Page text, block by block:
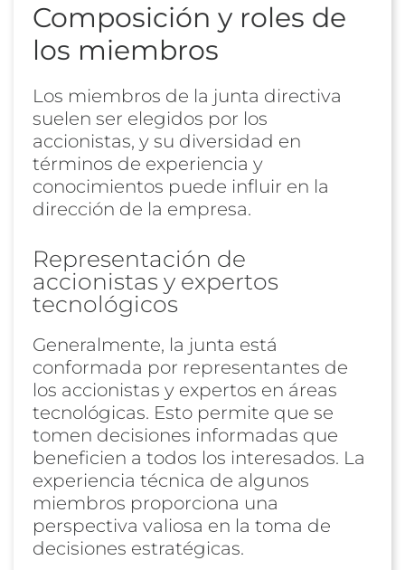
Composición y roles de
los miembros
Los miembros de la junta directiva
suelen ser elegidos por los
accionistas, y su diversidad en
términos de experiencia y
conocimientos puede influir en la
dirección de la empresa.
Representación de
accionistas y expertos
tecnológicos
Generalmente, la junta está
conformada por representantes de
los accionistas y expertos en áreas
tecnológicas. Esto permite que se
tomen decisiones informadas que
beneficien a todos los interesados. La
experiencia técnica de algunos
miembros proporciona una
perspectiva valiosa en la toma de
decisiones estratégicas.